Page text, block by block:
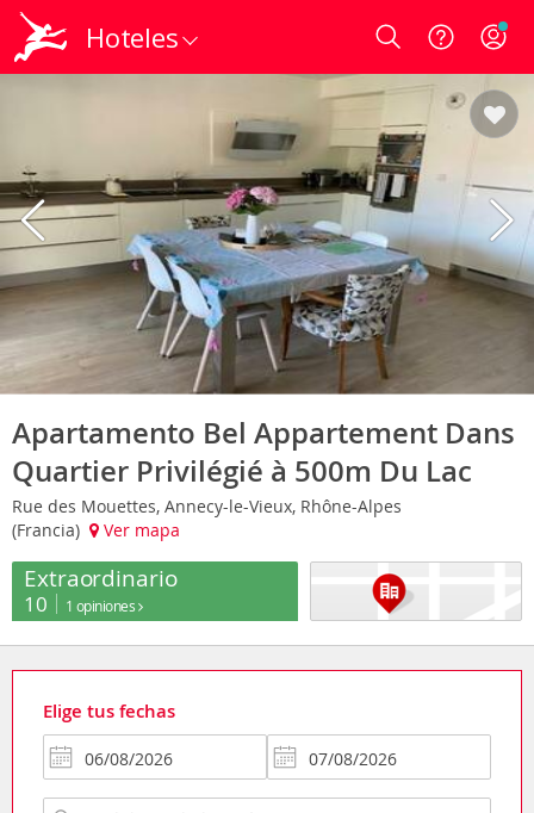
Hoteles Login
Apartamento Bel Appartement Dans
Quartier Privilégié à 500m Du Lac
Rue des Mouettes, Annecy-le-Vieux, Rhône-Alpes
(Francia)
Ver mapa
Extraordinario
10 1 opiniones
Elige tus fechas